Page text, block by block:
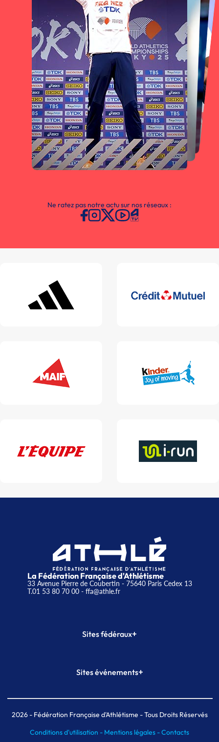
Ne ratez pas notre actu sur nos réseaux :
La Fédération Française d'Athlétisme
33 Avenue Pierre de Coubertin - 75640 Paris Cedex 13
T.01 53 80 70 00- ffa@athle.fr
Sites fédéraux+
Plateforme Formation
Sites événements+
Meeting de Paris indoor
MAIF Ekiden de Paris
2026- Fédération Française d'Athlétisme - Tous Droits Réservés
Conditions d'utilisation - Mentions légales -Contacts